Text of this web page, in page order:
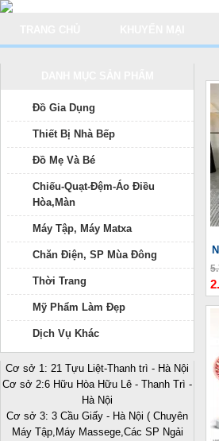
Đồ Gia Dụng
Thiết Bị Nhà Bếp
Đồ Mẹ Và Bé
Chiếu-Quạt-Đệm-Áo Điều
Hòa,Màn
Máy Tập, Máy Matxa
Chăn Điện, SP Mùa Đông
Thời Trang
Mỹ Phẩm Làm Đẹp
Dịch Vụ Khác
Cơ sở 1: 21 Tựu Liệt-Thanh trì - Hà Nội
Cơ sở 2:6 Hữu Hòa Hữu Lê - Thanh Trì -
Hà Nội
Cơ sở 3: 3 Cầu Giấy - Hà Nội ( Chuyên
Máy Tập,Máy Massege,Các SP Ngải